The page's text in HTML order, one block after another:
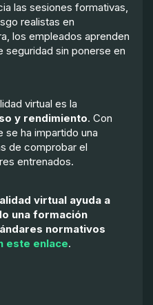
las sesiones formativas,
realistas en
los empleados aprenden
sin ponerse en
virtual es la
y rendimiento. Con
se ha impartido una
de comprobar el
entrenados.
virtual ayuda a
una formación
normativos
este enlace.